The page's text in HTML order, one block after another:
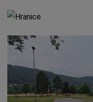
Hranice